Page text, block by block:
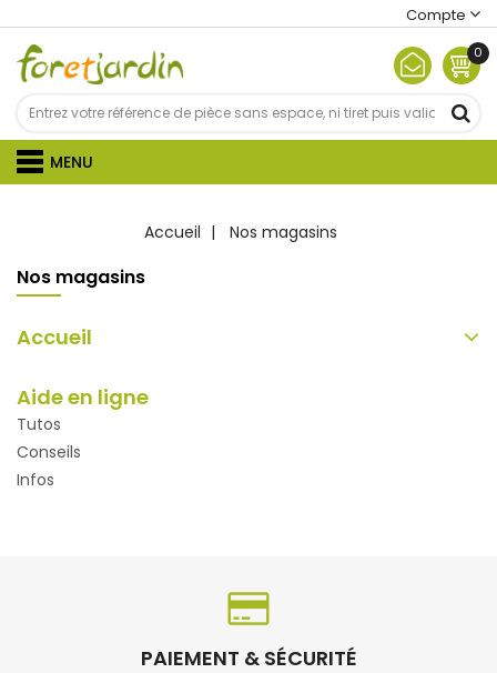
Compte
0
MENU
Accueil Nos magasins
Nos magasins
Accueil
Aide en ligne
Tutos
Conseils
Infos
PAIEMENT & SÉCURITÉ